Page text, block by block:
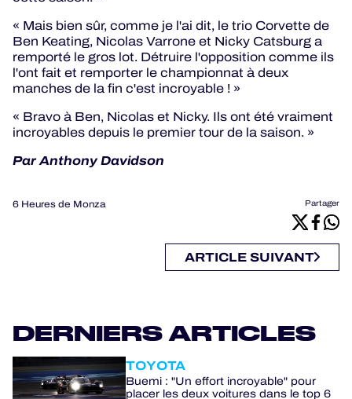
« Mais bien sûr, comme je l'ai dit, le trio Corvette de
Ben Keating, Nicolas Varrone et Nicky Catsburg a
remporté le gros lot. Détruire l'opposition comme ils
l'ont fait et remporter le championnat à deux
manches de la fin c'est incroyable ! »
« Bravo à Ben, Nicolas et Nicky. Ils ont été vraiment
incroyables depuis le premier tour de la saison. »
Par Anthony Davidson
6 Heures de Monza Partager
ARTICLE SUIVANT
DERNIERS ARTICLES
TOYOTA
Buemi : "Un effort incroyable" pour
placer les deux voitures dans le top 6